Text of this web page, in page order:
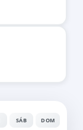
SÁB DOM